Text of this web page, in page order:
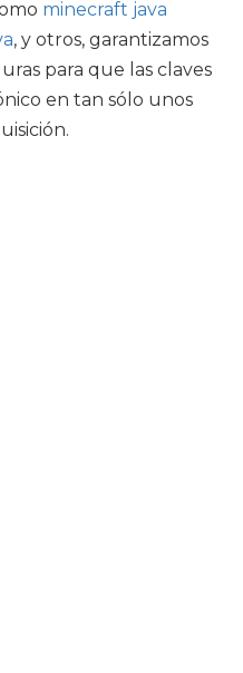
minecraft java
, y otros, garantizamos
para que las claves
en tan sólo unos